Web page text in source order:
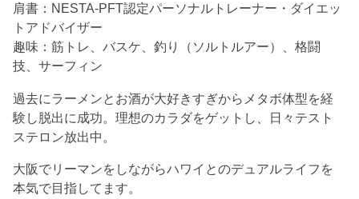
肩書：NESTA-PFT認定パーソナルトレーナー・ダイエッ
トアドバイザー
趣味：筋トレ、バスケ、釣り（ソルトルアー）、格闘
技、サーフィン
過去にラーメンとお酒が大好きすぎからメタボ体型を経
験し脱出に成功。理想のカラダをゲットし、日々テスト
ステロン放出中。
大阪でリーマンをしながらハワイとのデュアルライフを
本気で目指してます。